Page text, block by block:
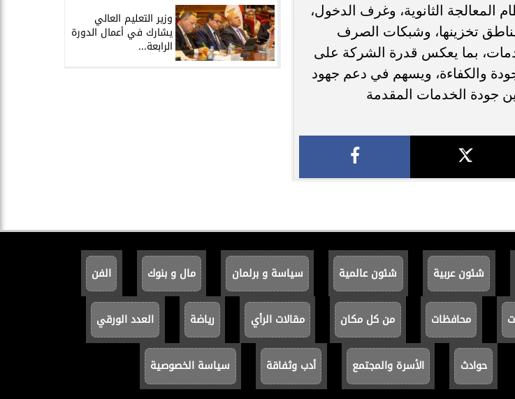
الثانوية، وغرف الدخول،
تخزينها، وشبكات الصرف
بما يعكس قدرة الشركة على
والكفاءة، ويسهم في دعم جهود
جودة الخدمات المقدمة
وزير التعليم العالي
يشارك في أعمال الدورة
الرابعة...
شئون عربية شئون عالمية سياسة و برلمان مال و بنوك الفن
محافظات من كل مكان مقالات الرأي رياضة العدد الورقي
حوادث الأسرة والمجتمع أدب وثفاقة سياسة الخصوصية